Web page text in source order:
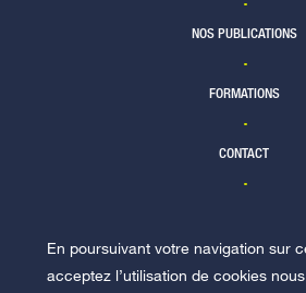
NOS PUBLICATIONS
FORMATIONS
CONTACT
NOUS REJOINDRE
En poursuivant votre navigation sur
acceptez l’utilisation de cookies